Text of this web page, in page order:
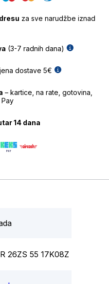
za sve narudžbe iznad
(3-7 radnih dana)
dostave 5€
– kartice, na rate, gotovina,
Pay
14 dana
26ZS 55 17K08Z